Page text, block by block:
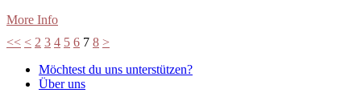
More Info
<< < 2 3 4 5 6 7 8 >
Möchtest du uns unterstützen?
Über uns